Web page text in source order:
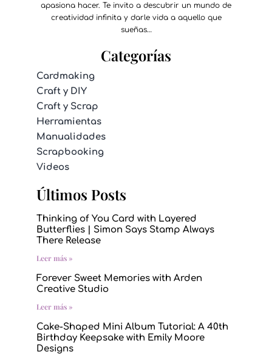
apasiona hacer. Te invito a descubrir un mundo de
creatividad infinita y darle vida a aquello que
sueñas…
Categorías
Cardmaking
Craft y DIY
Craft y Scrap
Herramientas
Manualidades
Scrapbooking
Videos
Últimos Posts
Thinking of You Card with Layered
Butterflies | Simon Says Stamp Always
There Release
Leer más »
Forever Sweet Memories with Arden
Creative Studio
Leer más »
Cake-Shaped Mini Album Tutorial: A 40th
Birthday Keepsake with Emily Moore
Designs